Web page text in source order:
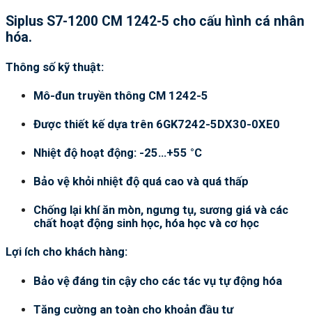
Siplus S7-1200 CM 1242-5 cho cấu hình cá nhân
hóa.
Thông số kỹ thuật:
Mô-đun truyền thông CM 1242-5
Được thiết kế dựa trên 6GK7242-5DX30-0XE0
Nhiệt độ hoạt động: -25…+55 °C
Bảo vệ khỏi nhiệt độ quá cao và quá thấp
Chống lại khí ăn mòn, ngưng tụ, sương giá và các
chất hoạt động sinh học, hóa học và cơ học
Lợi ích cho khách hàng:
Bảo vệ đáng tin cậy cho các tác vụ tự động hóa
Tăng cường an toàn cho khoản đầu tư